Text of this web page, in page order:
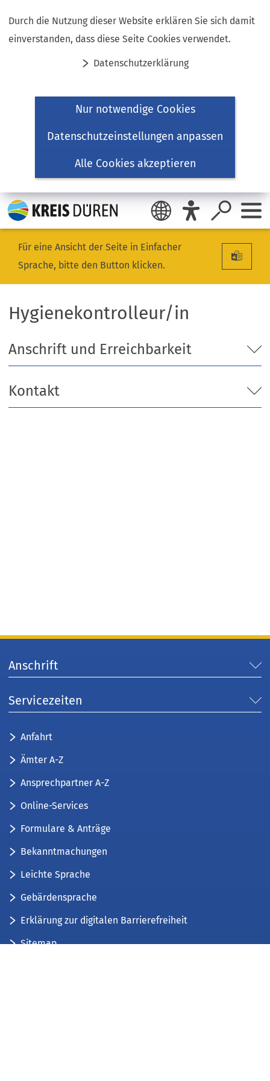
Durch die Nutzung dieser Website erklären Sie sich damit
einverstanden, dass diese Seite Cookies verwendet.
Datenschutzerklärung
Nur notwendige Cookies
Datenschutzeinstellungen anpassen
Alle Cookies akzeptieren
Inhalt anspringen
Für eine Ansicht der Seite in Einfacher
Sprache, bitte den Button klicken.
Hygienekontrolleur/in
Anschrift und Erreichbarkeit
Kontakt
Anschrift
Servicezeiten
Anfahrt
Ämter A-Z
Ansprechpartner A-Z
Online-Services
Formulare & Anträge
Bekanntmachungen
Leichte Sprache
Gebärdensprache
Erklärung zur digitalen Barrierefreiheit
Sitemap